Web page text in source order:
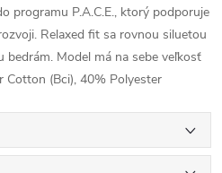
programu P.A.C.E., ktorý podporuje
Relaxed fit sa rovnou siluetou
bedrám. Model má na sebe veľkosť
Cotton (Bci), 40% Polyester